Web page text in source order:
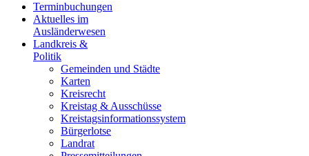
Terminbuchungen
Aktuelles im
Ausländerwesen
Landkreis &
Politik
Gemeinden und Städte
Karten
Kreisrecht
Kreistag & Ausschüsse
Kreistagsinformationssystem
Bürgerlotse
Landrat